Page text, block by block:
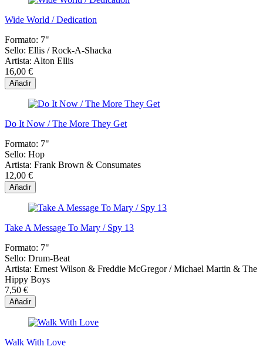
Wide World / Dedication
Formato: 7"
Sello: Ellis / Rock-A-Shacka
Artista: Alton Ellis
16,00 €
Añadir
Do It Now / The More They Get
Formato: 7"
Sello: Hop
Artista: Frank Brown & Consumates
12,00 €
Añadir
Take A Message To Mary / Spy 13
Formato: 7"
Sello: Drum-Beat
Artista: Ernest Wilson & Freddie McGregor / Michael Martin & The
Hippy Boys
7,50 €
Añadir
Walk With Love